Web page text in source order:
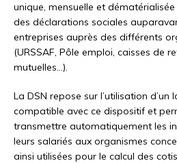
unique, mensuelle et
des déclarations sociales
entreprises auprès des différents
(URSSAF, Pôle emploi, caisses de
mutuelles…).
La DSN repose sur l’utilisation d’un
compatible avec ce dispositif et
transmettre automatiquement les
leurs salariés aux organismes
ainsi utilisées pour le calcul des